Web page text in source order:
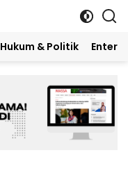
Hukum & Politik